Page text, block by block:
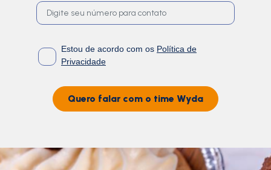
Estou de acordo com os Política de
Privacidade
Quero falar com o time Wyda